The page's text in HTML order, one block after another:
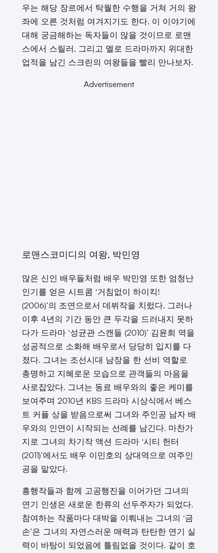
우는 해당 장르에서 탁월한 수행을 거쳐 거의 왕
좌에 오른 것처럼 여겨지기도 한다. 이 이야기에
대해 궁금해하는 독자들이 많을 것이므로 로맨
스에서 스릴러, 그리고 멜로 드라마까지 위대한
업적을 남긴 스크린의 여왕들을 빨리 만나보자.
Advertisement
로맨스코미디의 여왕, 박민영
많은 신인 배우들처럼 배우 박민영 또한 엄청난
인기를 얻은 시트콤 ‘거침없이 하이킥!
(2006)’의 조연으로서 데뷔작을 치렀다. 그러나
이후 4년의 기간 동안 큰 두각을 드러내지 못하
다가 드라마 ‘성균관 스캔들 (2010)’ 김윤희 역을
성공적으로 소화해 배우로서 당당히 입지를 다
졌다. 그녀는 조선시대 남장을 한 선비 역할로
총명하고 지혜로운 모습으로 관객들의 마음을
사로잡았다. 그녀는 동료 배우와의 좋은 케미를
보여주며 2010년 KBS 드라마 시상식에서 베스
트 커플 상을 받음으로써 그녀와 주인공 남자 배
우와의 인연이 시작되는 선례를 남긴다. 마찬가
지로 그녀의 차기작 액션 드라마 ‘시티 헌터
(2011)’에서도 배우 이민호의 상대역으로 여주인
공을 맡았다.
흥행작들과 함께 고공행진을 이어가던 그녀의
연기 인생은 새로운 한류의 선두주자가 되었다.
참여하는 작품마다 대박을 이뤄내는 그녀의 ‘금
손’은 그녀의 자연스러운 매력과 탄탄한 연기 실
력이 바탕이 되었음에 틀림없을 것이다. 같이 호